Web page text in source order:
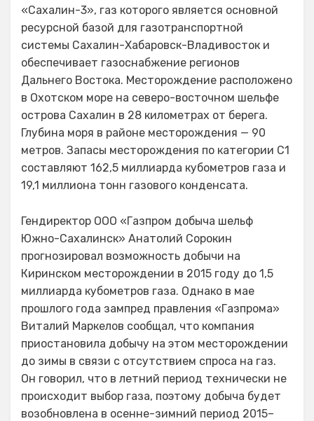
«Сахалин-3», газ которого является основной
ресурсной базой для газотранспортной
системы Сахалин-Хабаровск-Владивосток и
обеспечивает газоснабжение регионов
Дальнего Востока. Месторождение расположено
в Охотском море на северо-восточном шельфе
острова Сахалин в 28 километрах от берега.
Глубина моря в районе месторождения — 90
метров. Запасы месторождения по категории С1
составляют 162,5 миллиарда кубометров газа и
19,1 миллиона тонн газового конденсата.
Гендиректор ООО «Газпром добыча шельф
Южно-Сахалинск» Анатолий Сорокин
прогнозировал возможность добычи на
Киринском месторождении в 2015 году до 1,5
миллиарда кубометров газа. Однако в мае
прошлого года зампред правления «Газпрома»
Виталий Маркелов сообщал, что компания
приостановила добычу на этом месторождении
до зимы в связи с отсутствием спроса на газ.
Он говорил, что в летний период технически не
происходит выбор газа, поэтому добыча будет
возобновлена в осенне-зимний период 2015–